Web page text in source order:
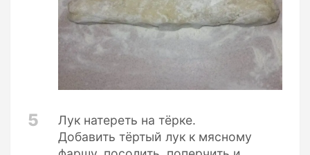
5
Лук натереть на тёрке.
Добавить тёртый лук к мясному